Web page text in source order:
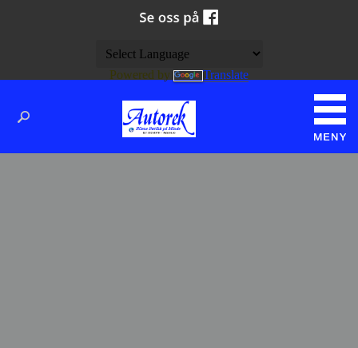
Powered by Translate